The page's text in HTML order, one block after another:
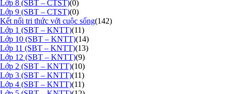
Lớp 8 (SBT – CTST)(0)
Lớp 9 (SBT – CTST)(0)
Kết nối tri thức với cuộc sống(142)
Lớp 1 (SBT – KNTT)(11)
Lớp 10 (SBT – KNTT)(14)
Lớp 11 (SBT – KNTT)(13)
Lớp 12 (SBT – KNTT)(9)
Lớp 2 (SBT – KNTT)(10)
Lớp 3 (SBT – KNTT)(11)
Lớp 4 (SBT – KNTT)(11)